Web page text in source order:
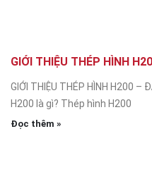
GIỚI THIỆU THÉP HÌNH
GIỚI THIỆU THÉP HÌNH H200 –
H200 là gì? Thép hình H200
Đọc thêm »